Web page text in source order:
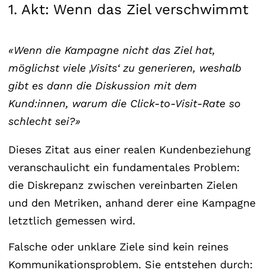
1. Akt: Wenn das Ziel verschwimmt
«Wenn die Kampagne nicht das Ziel hat,
möglichst viele ‚Visits‘ zu generieren, weshalb
gibt es dann die Diskussion mit dem
Kund:innen, warum die Click-to-Visit-Rate so
schlecht sei?»
Dieses Zitat aus einer realen Kundenbeziehung
veranschaulicht ein fundamentales Problem:
die Diskrepanz zwischen vereinbarten Zielen
und den Metriken, anhand derer eine Kampagne
letztlich gemessen wird.
Falsche oder unklare Ziele sind kein reines
Kommunikationsproblem. Sie entstehen durch: